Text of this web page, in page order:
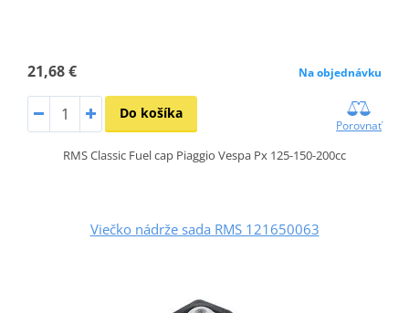
21,68 € Na objednávku
Do košíka
Porovnať
RMS Classic Fuel cap Piaggio Vespa Px 125-150-200cc
Viečko nádrže sada RMS 121650063